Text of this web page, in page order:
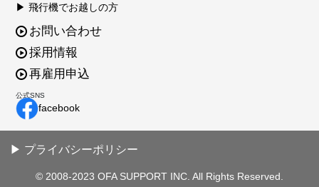
▶ 飛行機でお越しの方
お問い合わせ
採用情報
再雇用申込
公式SNS
facebook
▶ プライバシーポリシー
© 2008-2023 OFA SUPPORT INC. All Rights Reserved.